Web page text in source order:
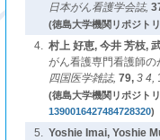
日本がん看護学会誌,
(徳島大学機関リポジト
4. 村上 好恵, 今井 芳枝,
がん看護専門看護師
四国医学雑誌, 79, 3 4,
(徳島大学機関リポジト
1390016427484728320)
5. Yoshie Imai, Yoshie